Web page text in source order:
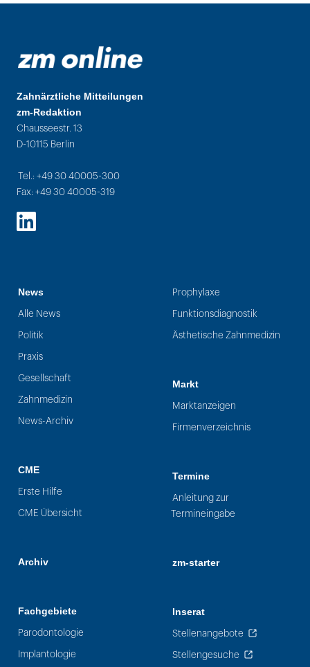
Zahnärztliche Mitteilungen
zm-Redaktion
Chausseestr. 13
D-10115 Berlin
Tel.: +49 30 40005-300
Fax: +49 30 40005-319
LinkedIn
News
Alle News
Politik
Praxis
Gesellschaft
Zahnmedizin
News-Archiv
CME
Erste Hilfe
CME Übersicht
Archiv
Fachgebiete
Parodontologie
Implantologie
Prophylaxe
Funktionsdiagnostik
Ästhetische Zahnmedizin
Markt
Marktanzeigen
Firmenverzeichnis
Termine
Anleitung zur
Termineingabe
zm-starter
Inserat
Stellenangebote
Stellengesuche